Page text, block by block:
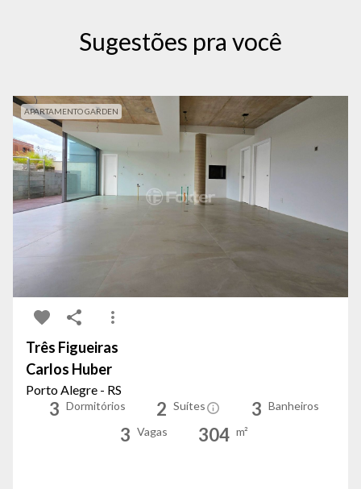
Sugestões pra você
APARTAMENTO GARDEN
Três Figueiras
Carlos Huber
Porto Alegre - RS
3 Dormitórios 2 Suítes 3 Banheiros
3 Vagas 304 m²